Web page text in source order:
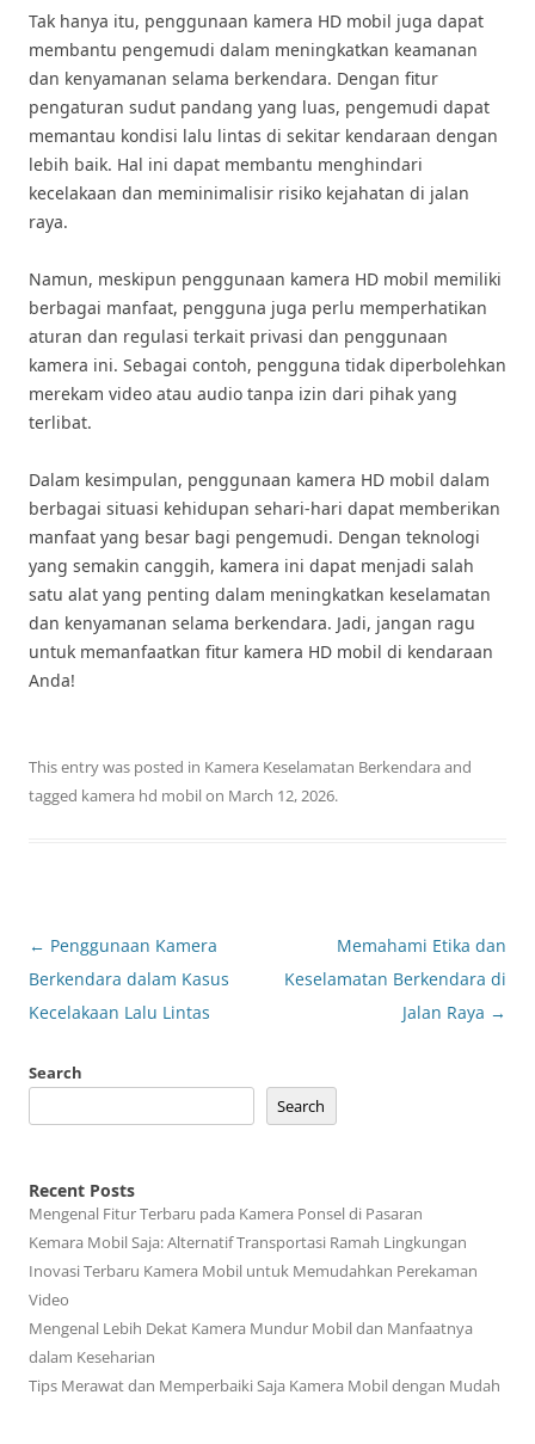
Tak hanya itu, penggunaan kamera HD mobil juga dapat
membantu pengemudi dalam meningkatkan keamanan
dan kenyamanan selama berkendara. Dengan fitur
pengaturan sudut pandang yang luas, pengemudi dapat
memantau kondisi lalu lintas di sekitar kendaraan dengan
lebih baik. Hal ini dapat membantu menghindari
kecelakaan dan meminimalisir risiko kejahatan di jalan
raya.
Namun, meskipun penggunaan kamera HD mobil memiliki
berbagai manfaat, pengguna juga perlu memperhatikan
aturan dan regulasi terkait privasi dan penggunaan
kamera ini. Sebagai contoh, pengguna tidak diperbolehkan
merekam video atau audio tanpa izin dari pihak yang
terlibat.
Dalam kesimpulan, penggunaan kamera HD mobil dalam
berbagai situasi kehidupan sehari-hari dapat memberikan
manfaat yang besar bagi pengemudi. Dengan teknologi
yang semakin canggih, kamera ini dapat menjadi salah
satu alat yang penting dalam meningkatkan keselamatan
dan kenyamanan selama berkendara. Jadi, jangan ragu
untuk memanfaatkan fitur kamera HD mobil di kendaraan
Anda!
This entry was posted in Kamera Keselamatan Berkendara and
tagged kamera hd mobilon March 12, 2026.
Post
navigation
← Penggunaan Kamera
Berkendara dalam Kasus
Kecelakaan Lalu Lintas
Memahami Etika dan
Keselamatan Berkendara di
Jalan Raya →
Search
Search
Recent Posts
Mengenal Fitur Terbaru pada Kamera Ponsel di Pasaran
Kemara Mobil Saja: Alternatif Transportasi Ramah Lingkungan
Inovasi Terbaru Kamera Mobil untuk Memudahkan Perekaman
Video
Mengenal Lebih Dekat Kamera Mundur Mobil dan Manfaatnya
dalam Keseharian
Tips Merawat dan Memperbaiki Saja Kamera Mobil dengan Mudah